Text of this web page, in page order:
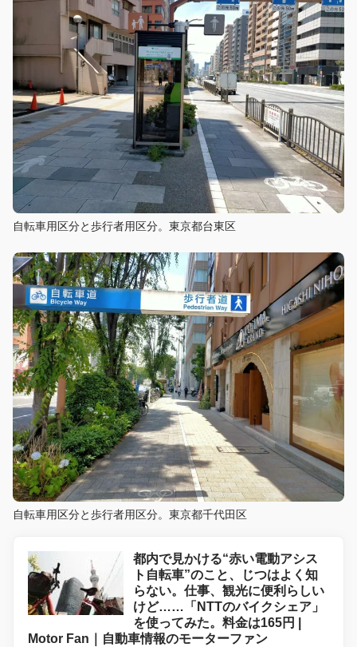
自転車用区分と歩行者用区分。東京都台東区
自転車用区分と歩行者用区分。東京都千代田区
都内で見かける“赤い電動アシス
ト自転車”のこと、じつはよく知
らない。仕事、観光に便利らしい
けど……「NTTのバイクシェア」
を使ってみた。料金は165円 |
Motor Fan｜自動車情報のモーターファン